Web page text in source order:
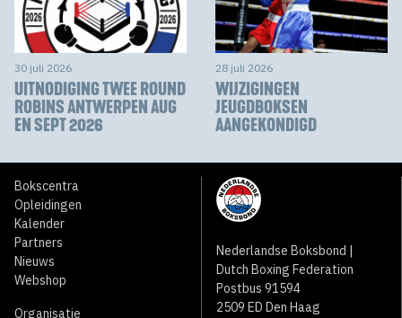
30 juli 2026
UITNODIGING TWEE ROUND
ROBINS ANTWERPEN AUG
EN SEPT 2026
28 juli 2026
WIJZIGINGEN
JEUGDBOKSEN
AANGEKONDIGD
Bokscentra
Opleidingen
Kalender
Partners
Nieuws
Webshop
Organisatie
Nederlandse Boksbond |
Dutch Boxing Federation
Postbus 91594
2509 ED Den Haag